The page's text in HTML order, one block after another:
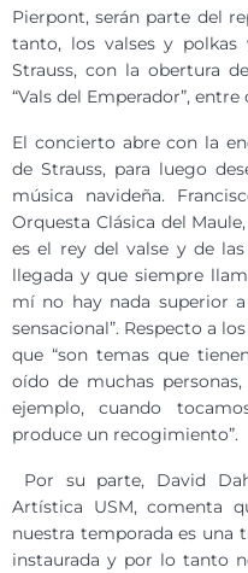
Pierpont, serán parte del
tanto, los valses y
Strauss, con la obertura
“Vals del Emperador”, entre
El concierto abre con la
de Strauss, para luego
música navideña.
Orquesta Clásica del
es el rey del valse y de
llegada y que siempre
mí no hay nada superior
sensacional”. Respecto a
que “son temas que
oído de muchas
ejemplo, cuando
produce un recogimiento”.
Por su parte, David
Artística USM, comenta
nuestra temporada es una
instaurada y por lo tanto